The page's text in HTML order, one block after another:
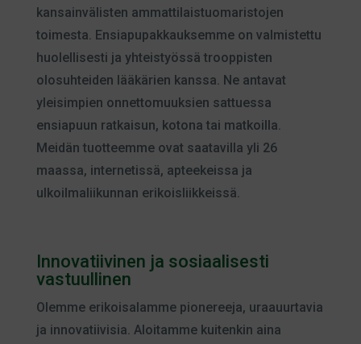
kansainvälisten ammattilaistuomaristojen
toimesta. Ensiapupakkauksemme on valmistettu
huolellisesti ja yhteistyössä trooppisten
olosuhteiden lääkärien kanssa. Ne antavat
yleisimpien onnettomuuksien sattuessa
ensiapuun ratkaisun, kotona tai matkoilla.
Meidän tuotteemme ovat saatavilla yli 26
maassa, internetissä, apteekeissa ja
ulkoilmaliikunnan erikoisliikkeissä.
Innovatiivinen ja sosiaalisesti
vastuullinen
Olemme erikoisalamme pionereeja, uraauurtavia
ja innovatiivisia. Aloitamme kuitenkin aina